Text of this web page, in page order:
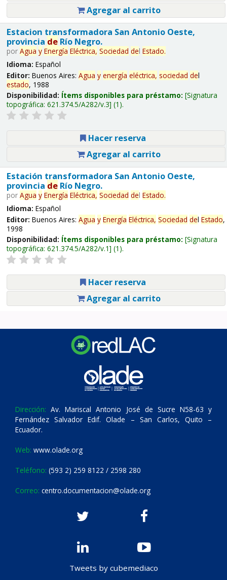
Agregar al carrito
Estacion transformadora San Antonio Oeste,
provincia deRío Negro.
por Agua y Energía Eléctrica, Sociedad del Estado.
Idioma: Español
Editor: Buenos Aires: Agua y energía eléctrica, sociedad del
estado, 1988
Disponibilidad: Ítems disponibles para préstamo: Signatura
topográfica: 621.374.5/A282/v.3 (1).
Hacer reserva
Agregar al carrito
Estación transformadora San Antonio Oeste,
provincia deRío Negro.
por Agua y Energía Eléctrica, Sociedad del Estado.
Idioma: Español
Editor: Buenos Aires: Agua y Energía Eléctrica, Sociedad del Estado,
1998
Disponibilidad: Ítems disponibles para préstamo: Signatura
topográfica: 621.374.5/A282/v.1 (1).
Hacer reserva
Agregar al carrito
Dirección: Av. Mariscal Antonio José de Sucre N58-63 y
Fernández Salvador Edif. Olade – San Carlos, Quito –
Ecuador.
Web: www.olade.org
Teléfono: (593 2) 259 8122 / 2598 280
Correo: centro.documentacion@olade.org
Tweets by cubemediaco